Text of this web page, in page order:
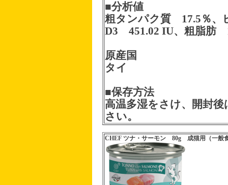
■分析値
粗タンパク質 17.5％
D3 451.02 IU、粗脂肪
原産国
タイ
■保存方法
高温多湿をさけ、開封
さい。
CHEF ツナ・サーモン 80g 成猫用（一般